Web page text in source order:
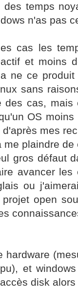
temps
n'as pas
cas les
et moins
ne ce
sans
des cas, mais
OS
mes
me plaindre de
gros défaut
avancer
ou
open
hardware
et
disk